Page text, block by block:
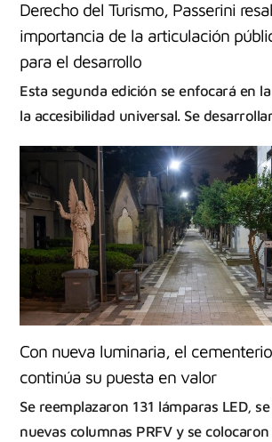
Derecho del Turismo, Passerini
importancia de la articulación
para el desarrollo
Esta segunda edición se enfocará en
la accesibilidad universal. Se
Con nueva luminaria, el
continúa su puesta en valor
Se reemplazaron 131 lámparas LED,
nuevas columnas PRFV y se